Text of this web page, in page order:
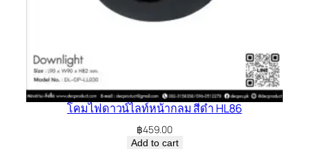
โคมไฟดาวน์ไลท์หน้ากลม สีดำ HL86
฿459.00
Add to cart